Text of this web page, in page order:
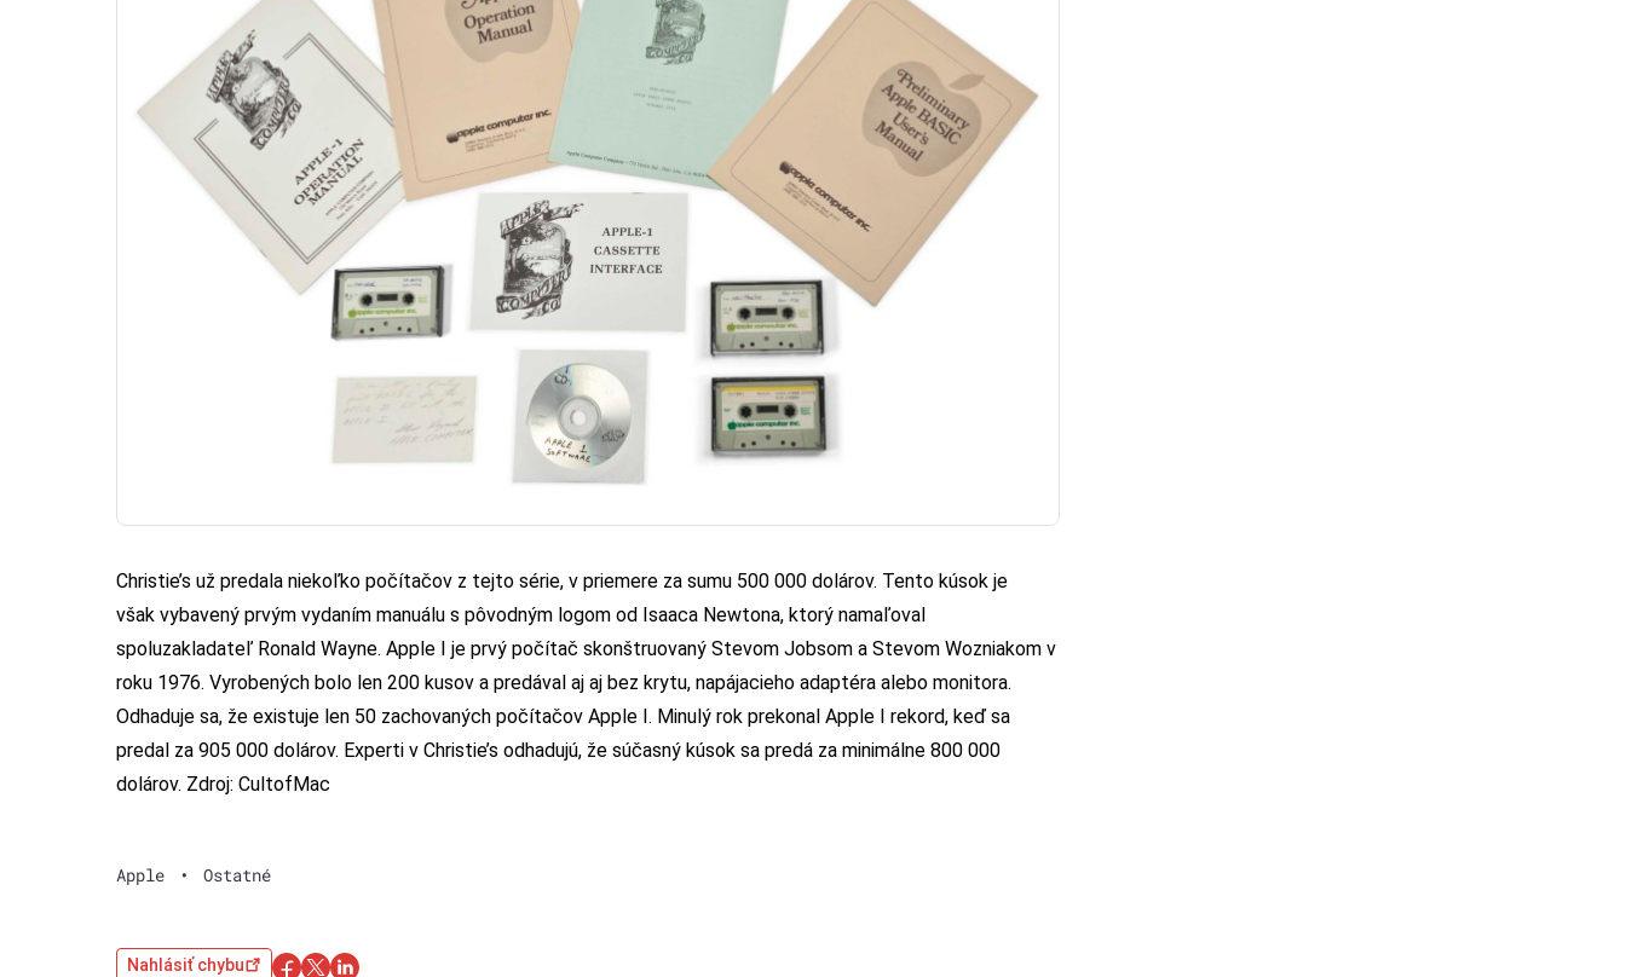
Christie’s už predala niekoľko počítačov z tejto série, v priemere za sumu 500 000 dolárov. Tento kúsok je
však vybavený prvým vydaním manuálu s pôvodným logom od Isaaca Newtona, ktorý namaľoval
spoluzakladateľ Ronald Wayne. Apple I je prvý počítač skonštruovaný Stevom Jobsom a Stevom Wozniakom v
roku 1976. Vyrobených bolo len 200 kusov a predával aj aj bez krytu, napájacieho adaptéra alebo monitora.
Odhaduje sa, že existuje len 50 zachovaných počítačov Apple I. Minulý rok prekonal Apple I rekord, keď sa
predal za 905 000 dolárov. Experti v Christie’s odhadujú, že súčasný kúsok sa predá za minimálne 800 000
dolárov. Zdroj: CultofMac
Apple • Ostatné
Nahlásiť chybu